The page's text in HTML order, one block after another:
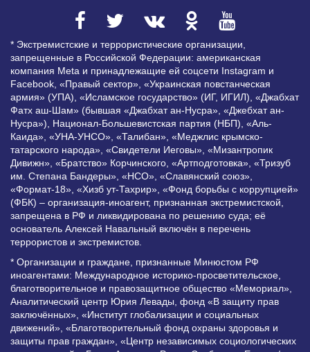
* Экстремистские и террористические организации,
запрещенные в Российской Федерации: американская
компания Meta и принадлежащие ей соцсети Instagram и
Facebook, «Правый сектор», «Украинская повстанческая
армия» (УПА), «Исламское государство» (ИГ, ИГИЛ), «Джабхат
Фатх аш-Шам» (бывшая «Джабхат ан-Нусра», «Джебхат ан-
Нусра»), Национал-Большевистская партия (НБП), «Аль-
Каида», «УНА-УНСО», «Талибан», «Меджлис крымско-
татарского народа», «Свидетели Иеговы», «Мизантропик
Дивижн», «Братство» Корчинского, «Артподготовка», «Тризуб
им. Степана Бандеры», «НСО», «Славянский союз»,
«Формат-18», «Хизб ут-Тахрир», «Фонд борьбы с коррупцией»
(ФБК) – организация-иноагент, признанная экстремистской,
запрещена в РФ и ликвидирована по решению суда; её
основатель Алексей Навальный включён в перечень
террористов и экстремистов.
* Организации и граждане, признанные Минюстом РФ
иноагентами: Международное историко-просветительское,
благотворительное и правозащитное общество «Мемориал»,
Аналитический центр Юрия Левады, фонд «В защиту прав
заключённых», «Институт глобализации и социальных
движений», «Благотворительный фонд охраны здоровья и
защиты прав граждан», «Центр независимых социологических